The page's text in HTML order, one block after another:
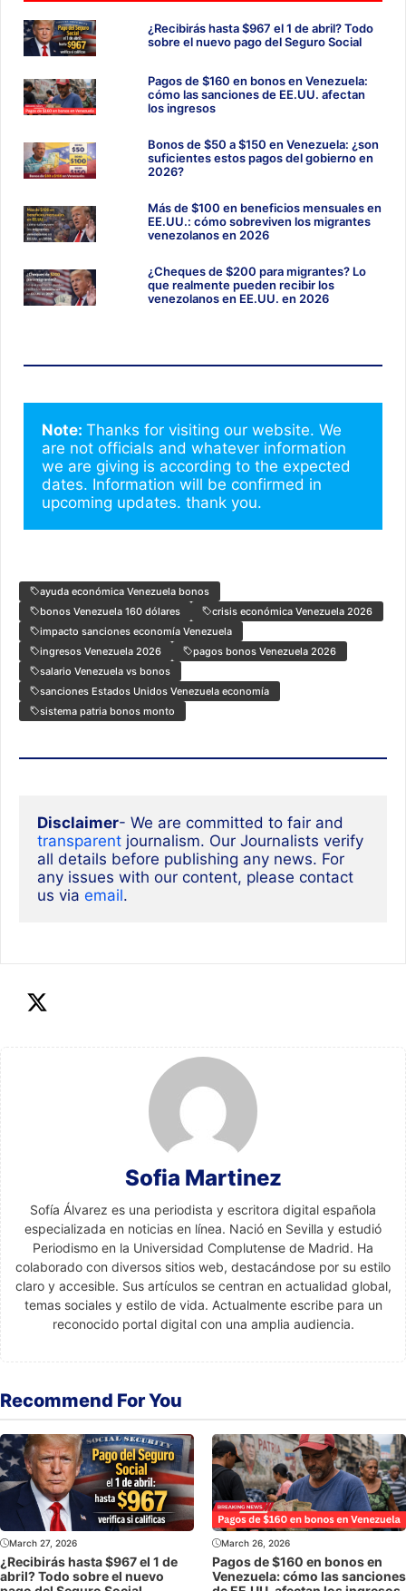
¿Recibirás hasta $967 el 1 de abril? Todo
sobre el nuevo pago del Seguro Social
Pagos de $160 en bonos en Venezuela:
cómo las sanciones de EE.UU. afectan
los ingresos
Bonos de $50 a $150 en Venezuela: ¿son
suficientes estos pagos del gobierno en
2026?
Más de $100 en beneficios mensuales en
EE.UU.: cómo sobreviven los migrantes
venezolanos en 2026
¿Cheques de $200 para migrantes? Lo
que realmente pueden recibir los
venezolanos en EE.UU. en 2026
Note: Thanks for visiting our website. We
are not officials and whatever information
we are giving is according to the expected
dates. Information will be confirmed in
upcoming updates. thank you.
ayuda económica Venezuela bonos
bonos Venezuela 160 dólares
crisis económica Venezuela 2026
impacto sanciones economía Venezuela
ingresos Venezuela 2026
pagos bonos Venezuela 2026
salario Venezuela vs bonos
sanciones Estados Unidos Venezuela economía
sistema patria bonos monto
Disclaimer
transparent journalism. Our Journalists verify
all details before publishing any news. For
any issues with our content, please contact
us via email.
Sofia Martinez
Sofía Álvarez es una periodista y escritora digital española
especializada en noticias en línea. Nació en Sevilla y estudió
Periodismo en la Universidad Complutense de Madrid. Ha
colaborado con diversos sitios web, destacándose por su estilo
claro y accesible. Sus artículos se centran en actualidad global,
temas sociales y estilo de vida. Actualmente escribe para un
reconocido portal digital con una amplia audiencia.
Recommend For You
March 27, 2026
¿Recibirás hasta $967 el 1 de
abril? Todo sobre el nuevo
March 26, 2026
Pagos de $160 en bonos en
Venezuela: cómo las sanciones